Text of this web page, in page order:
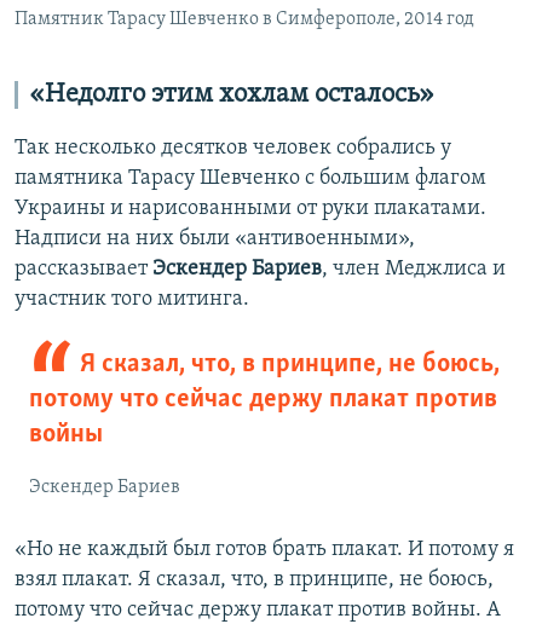
Памятник Тарасу Шевченко в Симферополе, 2014 год
«Недолго этим хохлам осталось»
Так несколько десятков человек собрались у
памятника Тарасу Шевченко с большим флагом
Украины и нарисованными от руки плакатами.
Надписи на них были «антивоенными»,
рассказывает Эскендер Бариев, член Меджлиса и
участник того митинга.
Я сказал, что, в принципе, не боюсь,
потому что сейчас держу плакат против
войны
Эскендер Бариев
«Но не каждый был готов брать плакат. И потому я
взял плакат. Я сказал, что, в принципе, не боюсь,
потому что сейчас держу плакат против войны. А